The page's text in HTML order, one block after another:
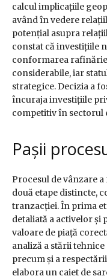
calcul implicațiile
având în vedere
potențial asupra
constat că investițiile
conformarea
considerabile, iar
strategice. Decizia a
încuraja investițiile
competitiv în sectorul
Pașii
Procesul de vânzare
două etape distincte,
tranzacției. În prima
detaliată a activelor și
valoare de piață
analiză a stării
precum și a
elabora un caiet de